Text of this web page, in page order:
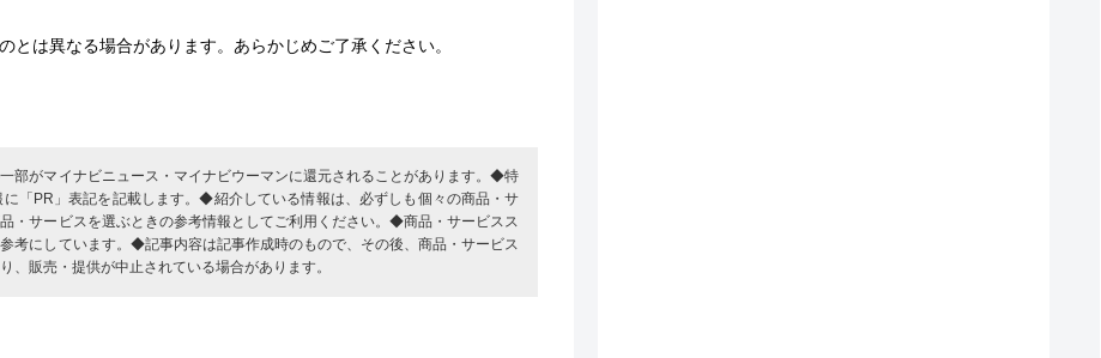
は異なる場合があります。あらかじめご了承ください。
部がマイナビニュース・マイナビウーマンに還元されることがあります。◆特
「PR」表記を記載します。◆紹介している情報は、必ずしも個々の商品・サ
・サービスを選ぶときの参考情報としてご利用ください。◆商品・サービスス
考にしています。◆記事内容は記事作成時のもので、その後、商品・サービス
販売・提供が中止されている場合があります。